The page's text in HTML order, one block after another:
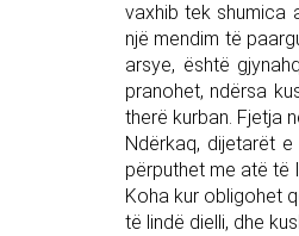
vaxhib tek shumica
një mendim të
arsye, është
pranohet, ndërsa
therë kurban. Fjetja
Ndërkaq, dijetarët
përputhet me atë të
Koha kur obligohet
të lindë dielli, dhe